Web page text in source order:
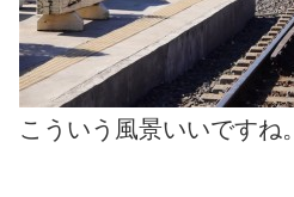
こういう風景いいですね。